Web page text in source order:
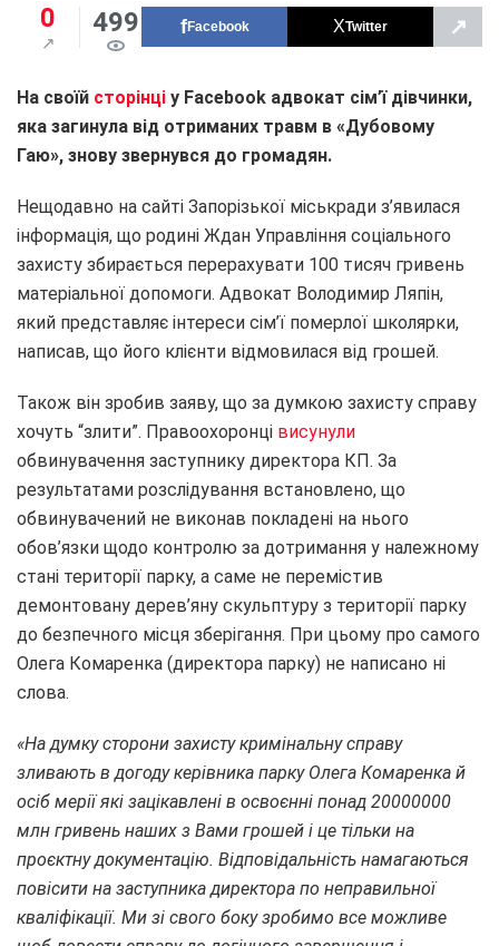
0 499 Facebook Twitter ↗
На своїй сторінці у Facebook адвокат сім’ї дівчинки,
яка загинула від отриманих травм в «Дубовому
Гаю», знову звернувся до громадян.
Нещодавно на сайті Запорізької міськради з’явилася
інформація, що родині Ждан Управління соціального
захисту збирається перерахувати 100 тисяч гривень
матеріальної допомоги. Адвокат Володимир Ляпін,
який представляє інтереси сім’ї померлої школярки,
написав, що його клієнти відмовилася від грошей.
Також він зробив заяву, що за думкою захисту справу
хочуть “злити”. Правоохоронці висунули
обвинувачення заступнику директора КП. За
результатами розслідування встановлено, що
обвинувачений не виконав покладені на нього
обов’язки щодо контролю за дотримання у належному
стані території парку, а саме не перемістив
демонтовану дерев’яну скульптуру з території парку
до безпечного місця зберігання. При цьому про самого
Олега Комаренка (директора парку) не написано ні
слова.
«На думку сторони захисту кримінальну справу
зливають в догоду керівника парку Олега Комаренка й
осіб мерії які зацікавлені в освоєнні понад 20000000
млн гривень наших з Вами грошей і це тільки на
проєктну документацію. Відповідальність намагаються
повісити на заступника директора по неправильної
кваліфікації. Ми зі свого боку зробимо все можливе